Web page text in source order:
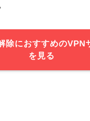
除におすすめのVPN
を見る